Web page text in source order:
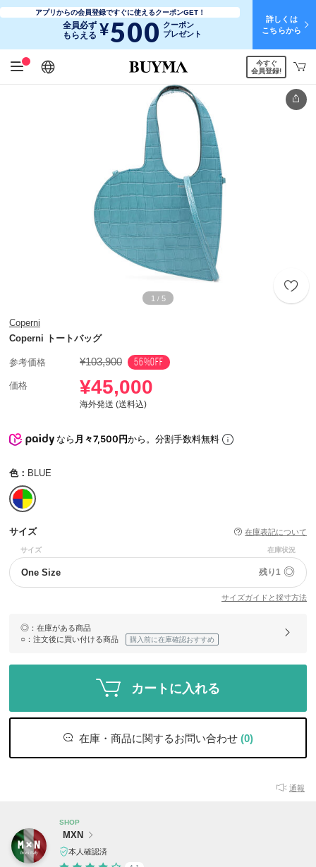
アプリからの会員登録ですぐに使えるクーポンGET！
全員必ず
もらえる ¥500 クーポン
プレゼント
詳しくは
こちらから
日本語
English
简体中文
繁體中文
今すぐ
会員登録!
1 / 5
Coperni
Coperni トートバッグ
参考価格 ¥103,900 56%OFF
価格 ¥45,000
海外発送 (送料込)
なら月々7,500円から。分割手数料無料
色： BLUE
サイズ 在庫表記について
サイズ 在庫状況
One Size 残り1 ◎
サイズガイドと採寸方法
◎ ：在庫がある商品
○ ：注文後に買い付ける商品 購入前に在庫確認おすすめ
カートに入れる
在庫・商品に関するお問い合わせ (0)
通報
SHOP
MXN
本人確認済